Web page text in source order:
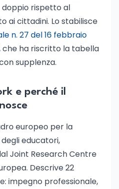
doppio rispetto al
ai cittadini. Lo stabilisce
n. 27 del 16 febbraio
che ha riscritto la tabella
supplenza.
e perché il
europeo per la
educatori,
Joint Research Centre
Descrive 22
impegno professionale,